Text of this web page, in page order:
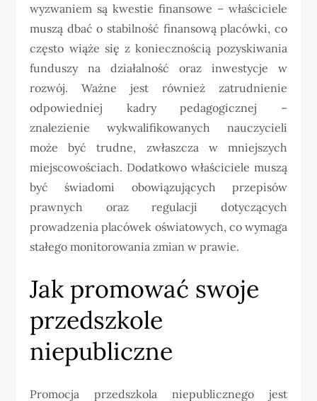
wyzwaniem są kwestie finansowe – właściciele
muszą dbać o stabilność finansową placówki, co
często wiąże się z koniecznością pozyskiwania
funduszy na działalność oraz inwestycje w
rozwój. Ważne jest również zatrudnienie
odpowiedniej kadry pedagogicznej –
znalezienie wykwalifikowanych nauczycieli
może być trudne, zwłaszcza w mniejszych
miejscowościach. Dodatkowo właściciele muszą
być świadomi obowiązujących przepisów
prawnych oraz regulacji dotyczących
prowadzenia placówek oświatowych, co wymaga
stałego monitorowania zmian w prawie.
Jak promować swoje
przedszkole
niepubliczne
Promocja przedszkola niepublicznego jest